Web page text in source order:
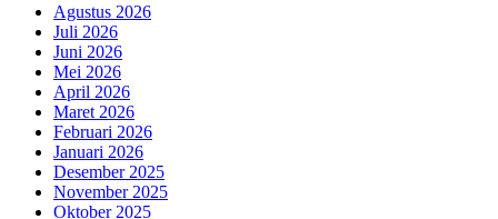
Agustus 2026
Juli 2026
Juni 2026
Mei 2026
April 2026
Maret 2026
Februari 2026
Januari 2026
Desember 2025
November 2025
Oktober 2025